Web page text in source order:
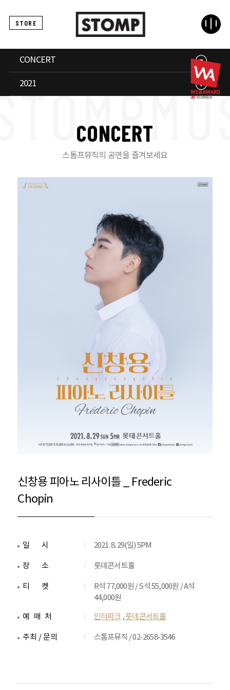
STORE
CONCERT
2021
CONCERT
스톰프뮤직의 공연을 즐겨보세요
신창용 피아노 리사이틀 _ Frederic
Chopin
일시 2021. 8. 29(일) 5PM
장소 롯데콘서트홀
티켓
R석 77,000원 / S석 55,000원 / A석
44,000원
예매처 인터파크 ,롯데콘서트홀
주최 / 문의 스톰프뮤직 / 02-2658-3546